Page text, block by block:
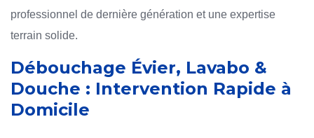
professionnel de dernière génération et une expertise
terrain solide.
Débouchage Évier, Lavabo &
Douche : Intervention Rapide à
Domicile